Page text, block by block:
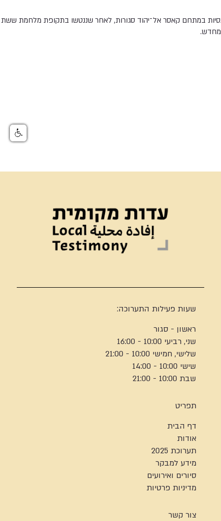
במתחם קאסר אל־יהוד סגורות, לאחר שננטשו בתקופת מלחמת ששת
שעות פעילות התערוכה:
ראשון - סגור
שני, רביעי 10:00 - 16:00
שלישי, חמישי 10:00 - 21:00
שישי 10:00 - 14:00
שבת 10:00 - 21:00
תפריט
דף הבית
אודות
תערוכת 2025
מידע למבקר
סיורים ואירועים
מדיניות פרטיות
צור קשר